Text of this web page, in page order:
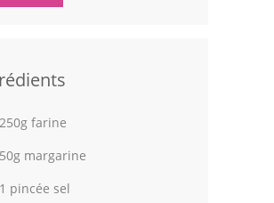
marocaine
250g farine
50g margarine
1 pincée sel